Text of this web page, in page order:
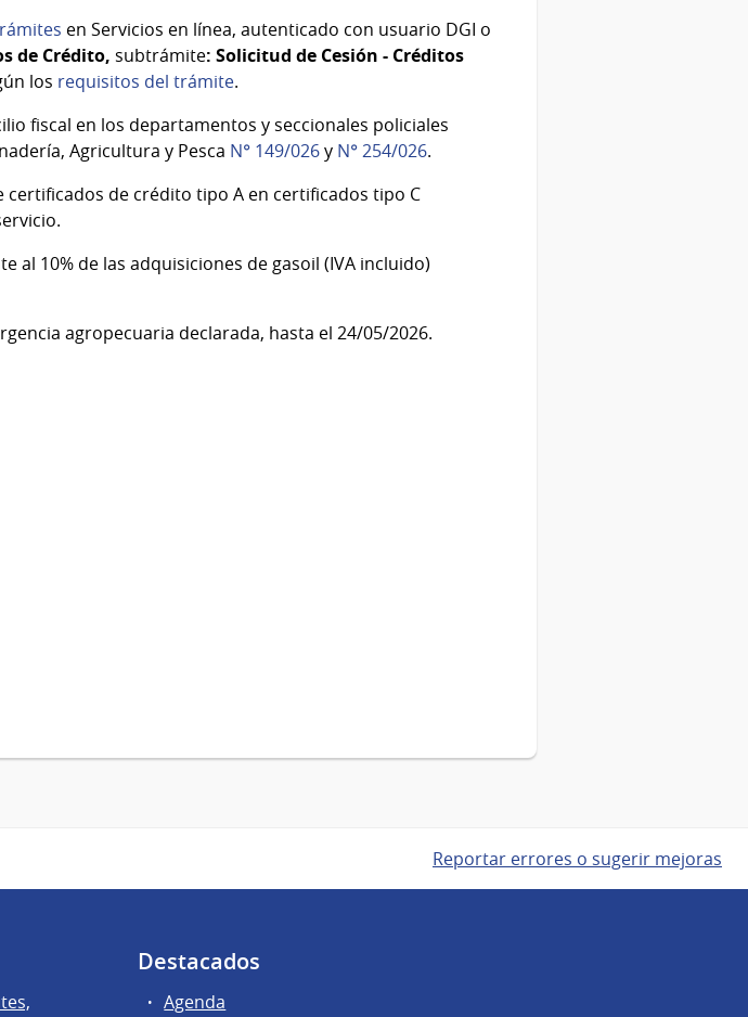
en Servicios en línea, autenticado con usuario DGI o
de Crédito, subtrámite: Solicitud de Cesión - Créditos
los requisitos del trámite.
fiscal en los departamentos y seccionales policiales
Agricultura y Pesca N° 149/026y N° 254/026.
de crédito tipo A en certificados tipo C
10% de las adquisiciones de gasoil (IVA incluido)
agropecuaria declarada, hasta el 24/05/2026.
Reportar errores o sugerir mejoras
Destacados
Agenda